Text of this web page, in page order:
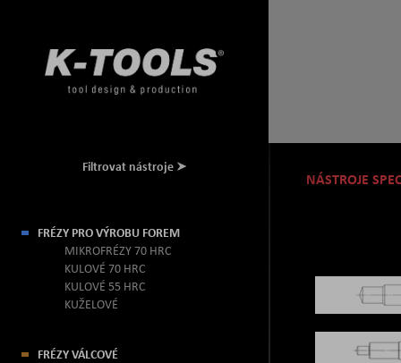
Filtrovat nástroje
FRÉZY PRO VÝROBU FOREM
MIKROFRÉZY 70 HRC
KULOVÉ 70 HRC
KULOVÉ 55 HRC
KUŽELOVÉ
FRÉZY VÁLCOVÉ
NÁSTROJE